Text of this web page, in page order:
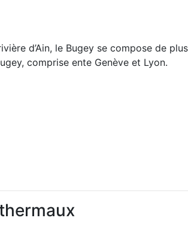
d’Ain, le Bugey se compose de
comprise ente Genève et Lyon.